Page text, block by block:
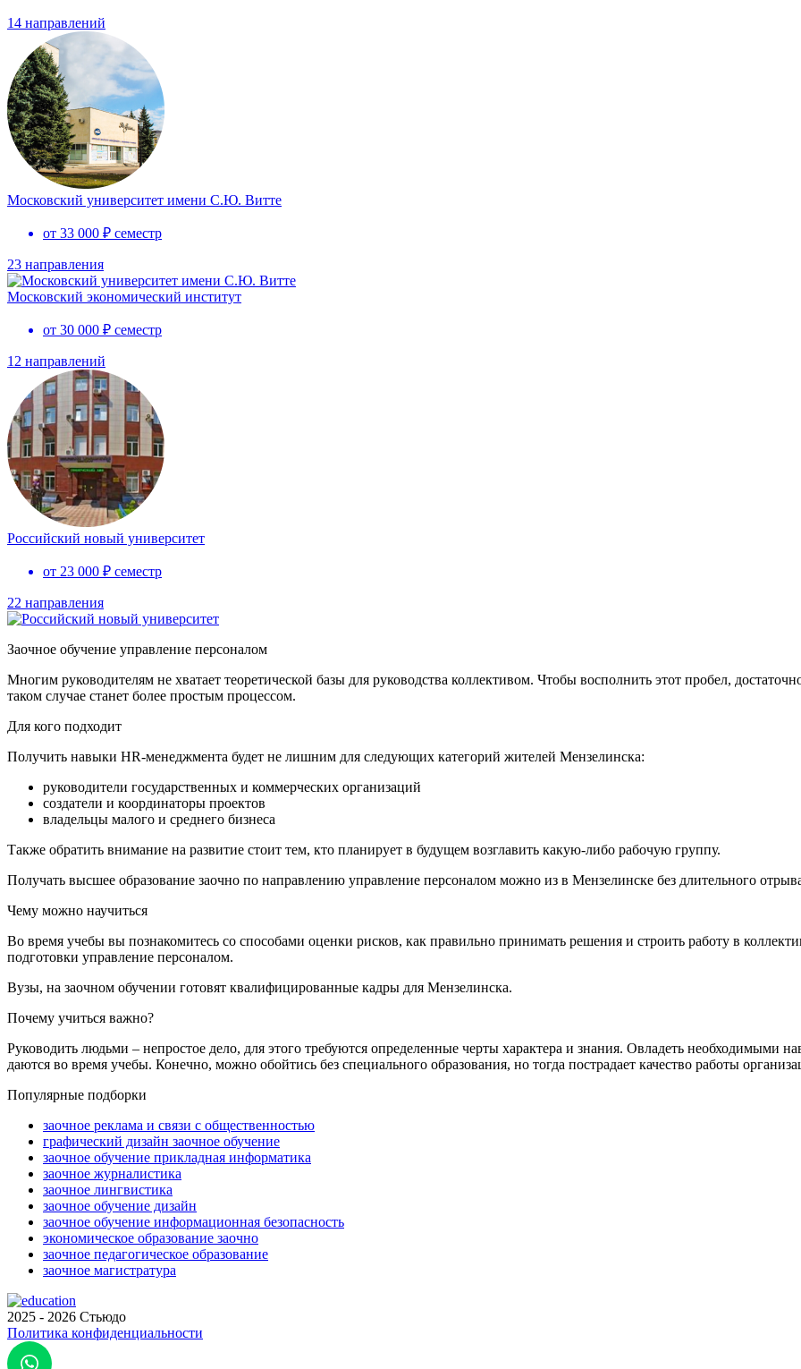
14 направлений
Московский университет имени С.Ю. Витте
от 33 000 ₽ семестр
23 направления
Московский экономический институт
от 30 000 ₽ семестр
12 направлений
Российский новый университет
от 23 000 ₽ семестр
22 направления
Заочное обучение управление персоналом
Многим руководителям не хватает теоретической базы для руководства коллективом. Чтобы восполнить этот пробел,
таком случае станет более простым процессом.
Для кого подходит
Получить навыки HR-менеджмента будет не лишним для следующих категорий жителей Мензелинска:
руководители государственных и коммерческих организаций
создатели и координаторы проектов
владельцы малого и среднего бизнеса
Также обратить внимание на развитие стоит тем, кто планирует в будущем возглавить какую-либо рабочую группу.
Получать высшее образование заочно по направлению управление персоналом можно из в Мензелинске без длительного
Чему можно научиться
Во время учебы вы познакомитесь со способами оценки рисков, как правильно принимать решения и строить работу в
подготовки управление персоналом.
Вузы, на заочном обучении готовят квалифицированные кадры для Мензелинска.
Почему учиться важно?
Руководить людьми – непростое дело, для этого требуются определенные черты характера и знания. Овладеть необходимыми
даются во время учебы. Конечно, можно обойтись без специального образования, но тогда пострадает качество работы
Популярные подборки
заочное реклама и связи с общественностью
графический дизайн заочное обучение
заочное обучение прикладная информатика
заочное журналистика
заочное лингвистика
заочное обучение дизайн
заочное обучение информационная безопасность
экономическое образование заочно
заочное педагогическое образование
заочное магистратура
2025 - 2026 Стьюдо
Политика конфиденциальности